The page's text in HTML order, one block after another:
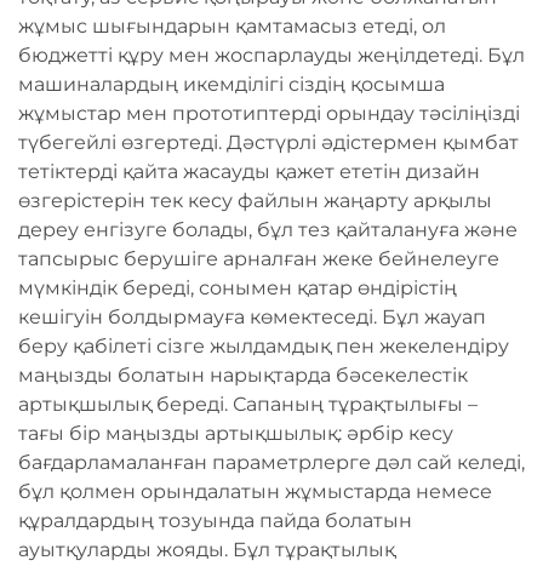
жұмыс шығындарын қамтамасыз етеді, ол
бюджетті құру мен жоспарлауды жеңілдетеді. Бұл
машиналардың икемділігі сіздің қосымша
жұмыстар мен прототиптерді орындау тәсіліңізді
түбегейлі өзгертеді. Дәстүрлі әдістермен қымбат
тетіктерді қайта жасауды қажет ететін дизайн
өзгерістерін тек кесу файлын жаңарту арқылы
дереу енгізуге болады, бұл тез қайталануға және
тапсырыс берушіге арналған жеке бейнелеуге
мүмкіндік береді, сонымен қатар өндірістің
кешігуін болдырмауға көмектеседі. Бұл жауап
беру қабілеті сізге жылдамдық пен жекелендіру
маңызды болатын нарықтарда бәсекелестік
артықшылық береді. Сапаның тұрақтылығы –
тағы бір маңызды артықшылық: әрбір кесу
бағдарламаланған параметрлерге дәл сай келеді,
бұл қолмен орындалатын жұмыстарда немесе
құралдардың тозуында пайда болатын
ауытқуларды жояды. Бұл тұрақтылық